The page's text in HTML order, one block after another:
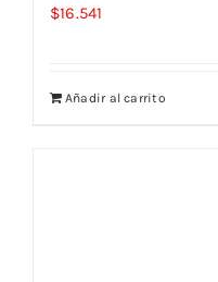
$16.541
Añadir al carrito